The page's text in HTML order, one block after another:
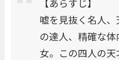
嘘を見抜く名人
の達人、精確な
女。この四人の